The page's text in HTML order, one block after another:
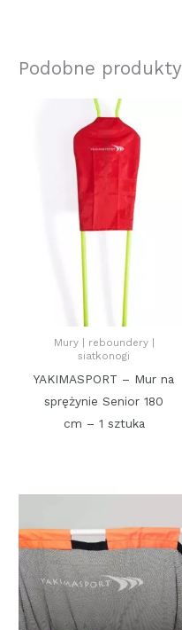
Podobne produkty
Mury | reboundery |
siatkonogi
YAKIMASPORT – Mur na
sprężynie Senior 180
cm – 1 sztuka